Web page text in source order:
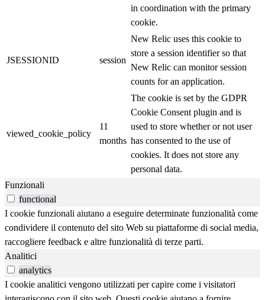
in coordination with the primary
cookie.
JSESSIONID session
New Relic uses this cookie to
store a session identifier so that
New Relic can monitor session
counts for an application.
viewed_cookie_policy
11
months
The cookie is set by the GDPR
Cookie Consent plugin and is
used to store whether or not user
has consented to the use of
cookies. It does not store any
personal data.
Funzionali
functional
I cookie funzionali aiutano a eseguire determinate funzionalità come
condividere il contenuto del sito Web su piattaforme di social media,
raccogliere feedback e altre funzionalità di terze parti.
Analitici
analytics
I cookie analitici vengono utilizzati per capire come i visitatori